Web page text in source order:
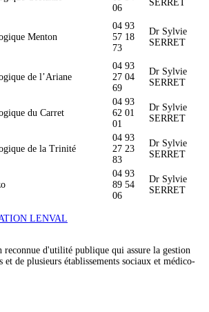
06
SERRET
Menton
04 93
57 18
73
Dr Sylvie
SERRET
de l’Ariane
04 93
27 04
69
Dr Sylvie
SERRET
du Carret
04 93
62 01
01
Dr Sylvie
SERRET
de la Trinité
04 93
27 23
83
Dr Sylvie
SERRET
04 93
89 54
06
Dr Sylvie
SERRET
LENVAL
reconnue d'utilité publique qui assure la gestion
de plusieurs établissements sociaux et médico-